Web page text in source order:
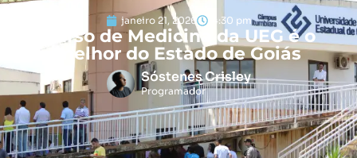
janeiro 21, 2026 4:30 pm
Curso de Medicina da UEG é o
melhor do Estado de Goiás
Sóstenes Crisley
Programador